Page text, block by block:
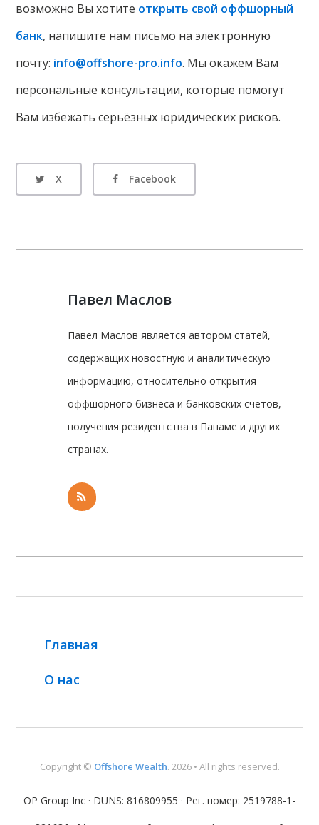
возможно Вы хотите открыть свой оффшорный
банк, напишите нам письмо на электронную
почту: info@offshore-pro.info. Мы окажем Вам
персональные консультации, которые помогут
Вам избежать серьёзных юридических рисков.
X Facebook
Павел Маслов
Павел Маслов является автором статей,
содержащих новостную и аналитическую
информацию, относительно открытия
оффшорного бизнеса и банковских счетов,
получения резидентства в Панаме и других
странах.
Главная
О нас
Copyright © Offshore Wealth. 2026 • All rights reserved.
OP Group Inc · DUNS: 816809955 · Рег. номер: 2519788-1-